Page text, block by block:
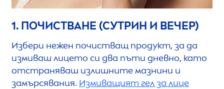
1. ПОЧИСТВАНЕ (СУТРИН И ВЕЧЕР)
Избери нежен почистващ продукт, за да
измиваш лицето си два пъти дневно, като
отстраняваш излишните мазнини и
замърсявания. Измиващият гел за лице